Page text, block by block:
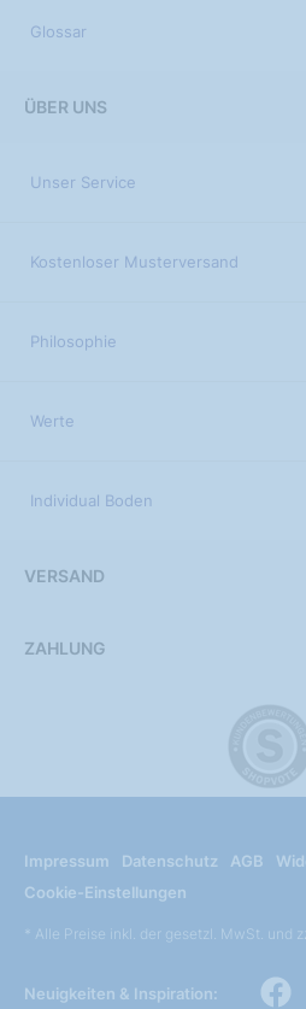
Glossar
ÜBER UNS
Unser Service
Kostenloser Musterversand
Philosophie
Werte
Individual Boden
VERSAND
ZAHLUNG
Impressum Datenschutz AGB
Cookie-Einstellungen
* Alle Preise inkl. der gesetzl. MwSt. und
Neuigkeiten & Inspiration: